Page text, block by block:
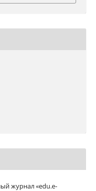
журнал «edu.e-